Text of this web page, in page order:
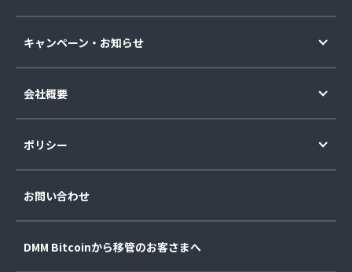
キャンペーン・お知らせ
会社概要
ポリシー
お問い合わせ
DMM Bitcoinから移管のお客さまへ